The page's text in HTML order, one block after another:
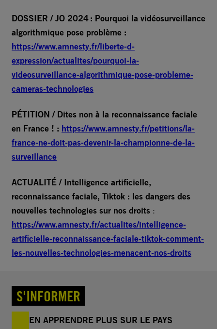
DOSSIER / JO 2024 : Pourquoi la vidéosurveillance
algorithmique pose problème :
https://www.amnesty.fr/liberte-d-
expression/actualites/pourquoi-la-
videosurveillance-algorithmique-pose-probleme-
cameras-technologies
PÉTITION / Dites non à la reconnaissance faciale
en France ! : https://www.amnesty.fr/petitions/la-
france-ne-doit-pas-devenir-la-championne-de-la-
surveillance
ACTUALITÉ / Intelligence artificielle,
reconnaissance faciale, Tiktok : les dangers des
nouvelles technologies sur nos droits :
https://www.amnesty.fr/actualites/intelligence-
artificielle-reconnaissance-faciale-tiktok-comment-
les-nouvelles-technologies-menacent-nos-droits
S'INFORMER
EN APPRENDRE PLUS SUR LE PAYS